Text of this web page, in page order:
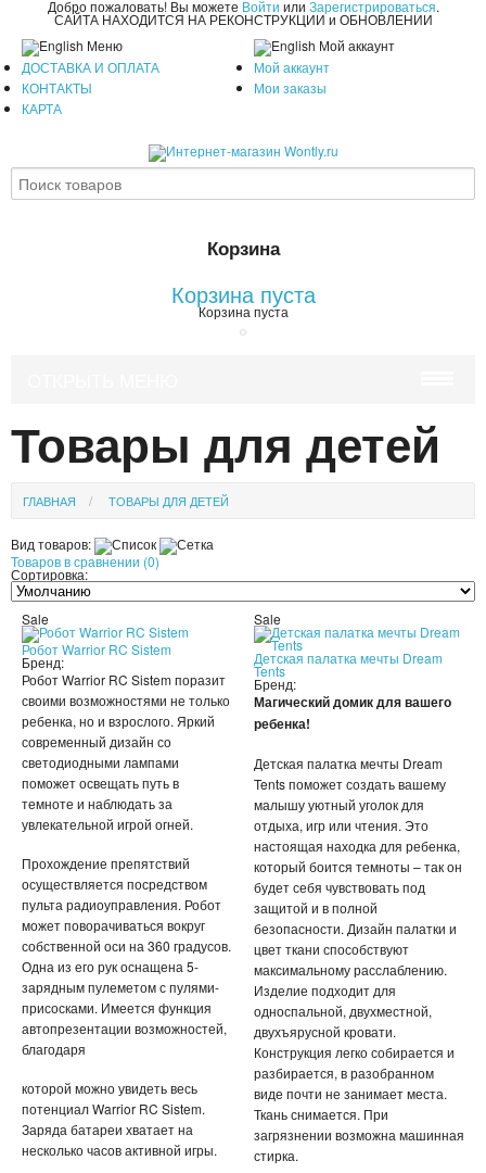
Добро пожаловать! Вы можете Войти или Зарегистрироваться.
САЙТА НАХОДИТСЯ НА РЕКОНСТРУКЦИИ и ОБНОВЛЕНИИ
Меню
ДОСТАВКА И ОПЛАТА
КОНТАКТЫ
КАРТА
Мой аккаунт
Мой аккаунт
Мои заказы
Корзина
Корзина пуста
Корзина пуста
КРАСОТА И ЗДОРОВЬЕ
УХОД ЗА ВОЛОСАМИ
ПАТЧИ
КОСМЕТИЧЕКСКИЕ МАСКИ
КОРЕЙСКАЯ КОСМЕТИКА
КОСМЕТИЧКИ
МАСКИ ОТ ЧЕРНЫХ ТОЧЕК
ПУЗЫРЬКОВЫЕ МАСКИ
ТКАНЕВЫЕ МАСКИ
СКРАБЫ
МИЦЕЛЛЯРНАЯ ВОДА
ПЕНКИ ДЛЯ УМЫВАНИЯ
СЫВОРОТКА ДЛЯ ЛИЦА
ЗЕРКАЛО С LED ПОДСВЕТКОЙ
КРЕМ ДЛЯ ЛИЦА
Товары для детей
ГЛАВНАЯ ТОВАРЫ ДЛЯ ДЕТЕЙ
Вид товаров:
Товаров в сравнении (0)
Сортировка:
Sale
Робот Warrior RC Sistem
Бренд:
Робот Warrior RC Sistem поразит
своими возможностями не только
ребенка, но и взрослого. Яркий
современный дизайн со
светодиодными лампами
поможет освещать путь в
темноте и наблюдать за
увлекательной игрой огней.
Прохождение препятствий
осуществляется посредством
пульта радиоуправления. Робот
может поворачиваться вокруг
собственной оси на 360 градусов.
Одна из его рук оснащена 5-
зарядным пулеметом с пулями-
присосками. Имеется функция
автопрезентации возможностей,
благодаря
которой можно увидеть весь
потенциал Warrior RC Sistem.
Заряда батареи хватает на
несколько часов активной игры.
Sale
Детская палатка мечты Dream
Tents
Бренд:
Магический домик для вашего
ребенка!
Детская палатка мечты Dream
Tents поможет создать вашему
малышу уютный уголок для
отдыха, игр или чтения. Это
настоящая находка для ребенка,
который боится темноты – так он
будет себя чувствовать под
защитой и в полной
безопасности. Дизайн палатки и
цвет ткани способствуют
максимальному расслаблению.
Изделие подходит для
односпальной, двухместной,
двухъярусной кровати.
Конструкция легко собирается и
разбирается, в разобранном
виде почти не занимает места.
Ткань снимается. При
загрязнении возможна машинная
стирка.